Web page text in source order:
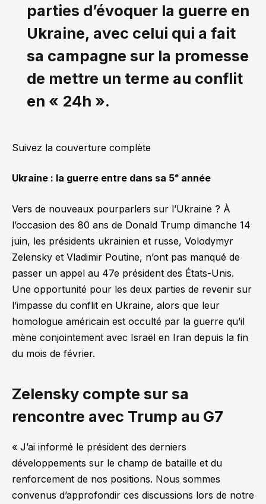
parties d’évoquer la guerre en
Ukraine, avec celui qui a fait
sa campagne sur la promesse
de mettre un terme au conflit
en « 24h ».
Suivez la couverture complète
Ukraine : la guerre entre dans sa 5ᵉ année
Vers de nouveaux pourparlers sur l’Ukraine ? À
l’occasion des 80 ans de Donald Trump dimanche 14
juin, les présidents ukrainien et russe, Volodymyr
Zelensky et Vladimir Poutine, n’ont pas manqué de
passer un appel au 47e président des États-Unis.
Une opportunité pour les deux parties de revenir sur
l’impasse du conflit en Ukraine, alors que leur
homologue américain est occulté par la guerre qu’il
mène conjointement avec Israël en Iran depuis la fin
du mois de février.
Zelensky compte sur sa
rencontre avec Trump au G7
« J’ai informé le président des derniers
développements sur le champ de bataille et du
renforcement de nos positions. Nous sommes
convenus d’approfondir ces discussions lors de notre